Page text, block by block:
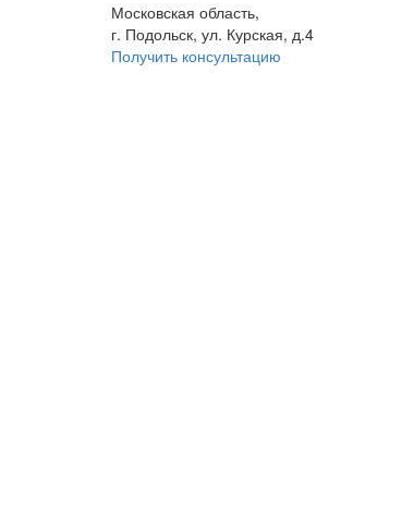
Московская область,
г. Подольск, ул. Курская, д.4
Получить консультацию